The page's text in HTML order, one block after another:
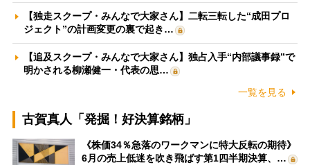
【独走スクープ・みんなで大家さん】二転三転した“成田プロ
ジェクト”の計画変更の裏で起き…
【追及スクープ・みんなで大家さん】独占入手“内部議事録”で
明かされる柳瀬健一・代表の思…
一覧を見る
古賀真人「発掘！好決算銘柄」
《株価34％急落のワークマンに特大反転の期待》
6月の売上低迷を吹き飛ばす第1四半期決算、…